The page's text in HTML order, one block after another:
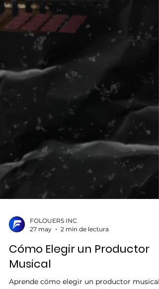
FOLOUERS INC